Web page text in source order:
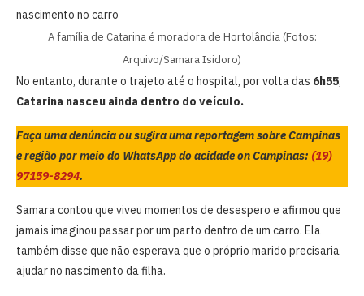
A família de Catarina é moradora de Hortolândia (Fotos:
Arquivo/Samara Isidoro)
No entanto, durante o trajeto até o hospital, por volta das 6h55,
Catarina nasceu ainda dentro do veículo.
Faça uma denúncia ou sugira uma reportagem sobre Campinas
e região por meio do WhatsApp do acidade on Campinas: (19)
97159-8294.
Samara contou que viveu momentos de desespero e afirmou que
jamais imaginou passar por um parto dentro de um carro. Ela
também disse que não esperava que o próprio marido precisaria
ajudar no nascimento da filha.